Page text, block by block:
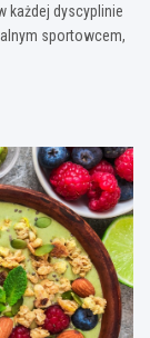
każdej dyscyplinie
sportowcem,